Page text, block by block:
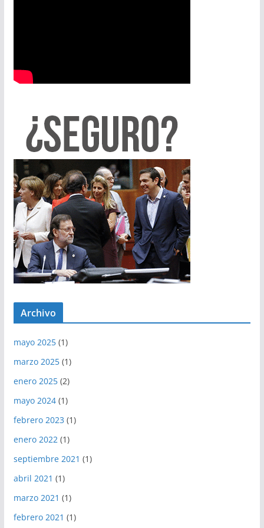
Archivo
mayo 2025(1)
marzo 2025(1)
enero 2025(2)
mayo 2024(1)
febrero 2023 (1)
enero 2022 (1)
septiembre 2021 (1)
abril 2021 (1)
marzo 2021 (1)
febrero 2021 (1)